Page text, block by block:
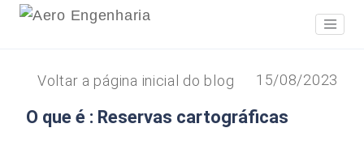
15/08/2023
Voltar a página inicial do blog
O que é : Reservas cartográficas